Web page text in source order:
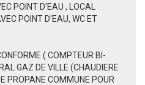
POINT D'EAU , LOCAL
POINT D'EAU, WC ET
( COMPTEUR BI-
GAZ DE VILLE (CHAUDIERE
PROPANE COMMUNE POUR